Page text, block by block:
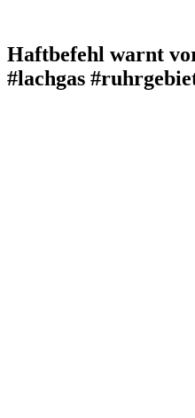
Haftbefehl warnt
#lachgas